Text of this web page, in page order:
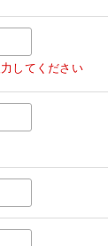
してください